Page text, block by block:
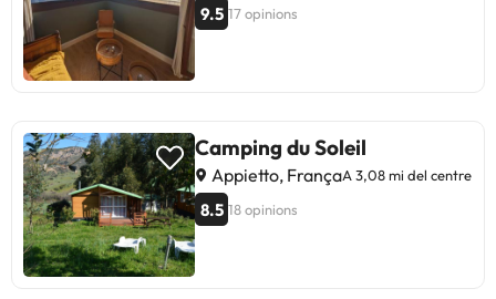
9.5 17 opinions
Camping du Soleil
Appietto, FrançaA 3,08 mi del centre
8.5 18 opinions